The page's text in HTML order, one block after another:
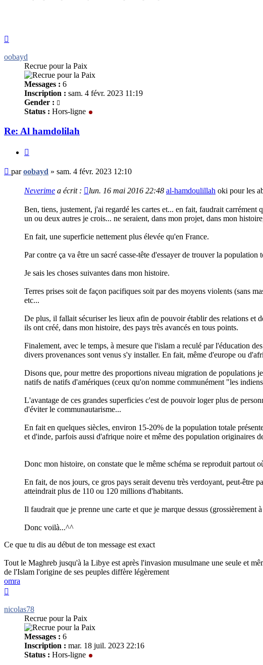
oobayd
Recrue pour la Paix
Messages : 6
Inscription : sam. 4 févr. 2023 11:19
Gender :
Status : Hors-ligne
Re: Al hamdolilah
Message
non
paroobayd » sam. 4 févr. 2023 12:10
Neverime a écrit : lun. 16 mai 2016 22:48 al-hamdoulillah oki pour les
Ben, tiens, justement, j'ai regardé les cartes et... en fait, faudrait
un ou deux autres je crois... ne seraient, dans mon projet, dans mon
En fait, une superficie nettement plus élevée qu'en France.
Par contre ça va être un sacré casse-tête d'essayer de trouver la population
Je sais les choses suivantes dans mon histoire.
Terres prises soit de façon pacifiques soit par des moyens violents (sans
etc...
De plus, il fallait sécuriser les lieux afin de pouvoir établir des relations et
ils ont créé, dans mon histoire, des pays très avancés en tous points.
Finalement, avec le temps, à mesure que l'islam a reculé par l'éducation
divers provenances sont venus s'y installer. En fait, même d'europe ou
Disons que, pour mettre des proportions niveau migration de populations
natifs de natifs d'amériques (ceux qu'on nomme communément "les
L'avantage de ces grandes superficies c'est de pouvoir loger plus de
d'éviter le communautarisme...
En fait en quelques siècles, environ 15-20% de la population totale
et d'inde, parfois aussi d'afrique noire et même des population originaires
Donc mon histoire, on constate que le même schéma se reproduit partout
En fait, de nos jours, ce gros pays serait devenu très verdoyant, peut-être
atteindrait plus de 110 ou 120 millions d'habitants.
Il faudrait que je prenne une carte et que je marque dessus (grossièrement
Donc voilà...^^
Ce que tu dis au début de ton message est exact
Tout le Maghreb jusqu'à la Libye est après l'invasion musulmane une seule et
de l'Islam l'origine de ses peuples diffère légèrement
omra
nicolas78
Recrue pour la Paix
Messages : 6
Inscription : mar. 18 juil. 2023 22:16
Status : Hors-ligne